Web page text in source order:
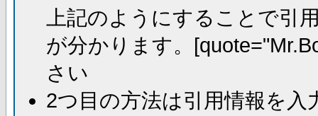
上記のようにすることで引
が分かります。
さい
2つ目の方法は引用情報を入